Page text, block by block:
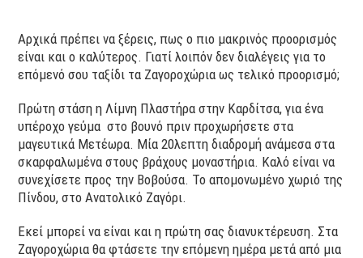
Αρχικά πρέπει να ξέρεις, πως ο πιο μακρινός προορισμός
είναι και ο καλύτερος. Γιατί λοιπόν δεν διαλέγεις για το
επόμενό σου ταξίδι τα Ζαγοροχώρια ως τελικό προορισμό;
Πρώτη στάση η Λίμνη Πλαστήρα στην Καρδίτσα, για ένα
υπέροχο γεύμα στο βουνό πριν προχωρήσετε στα
μαγευτικά Μετέωρα. Μία 20λεπτη διαδρομή ανάμεσα στα
σκαρφαλωμένα στους βράχους μοναστήρια. Καλό είναι να
συνεχίσετε προς την Βοβούσα. Το απομονωμένο χωριό της
Πίνδου, στο Ανατολικό Ζαγόρι.
Εκεί μπορεί να είναι και η πρώτη σας διανυκτέρευση. Στα
Ζαγοροχώρια θα φτάσετε την επόμενη ημέρα μετά από μια